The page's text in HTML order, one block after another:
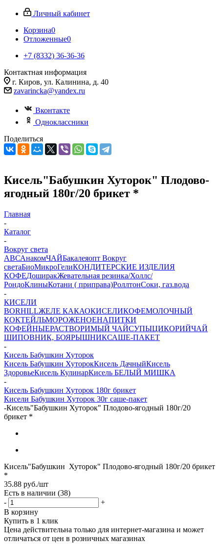
Личный кабинет
Корзина0
Отложенные0
+7 (8332) 36-36-36
Контактная информация
г. Киров, ул. Калинина, д. 40
zavarincka@yandex.ru
Вконтакте
Одноклассники
Поделиться
Кисель"Бабушкин Хуторок" Плодово-
ягодный 180г/20 брикет *
Главная
-
Каталог
-
Вокруг света
АВСАнакомЧАЙБакалеяопт Вокруг
светаБиоМикроГелиКОНДИТЕРСКИЕ ИЗДЕЛИЯ
КОФЕДоширакЖевательная резинка/Холлс/
РондоКлиныКотани ( приправа)РоллтонСоки, газ.вода
-
КИСЕЛИ
BORHILLЖЕЛЕ КАКАОКИСЕЛИКОФЕМОЛОЧНЫЙ
КОКТЕЙЛЬМОРОЖЕНОЕНАПИТКИ
КОФЕЙНЫЕРАСТВОРИМЫЙ ЧАЙСУПЫЦИКОРИЙЧАЙ
ШИПОВНИК, БОЯРЫШНИКСАШЕ-ПАКЕТ
-
Кисель Бабушкин Хуторок
Кисель Бабушкин ХуторокКисель ДачныйКисель
ЗдоровьеКисель КулинарКисель БЕЛЫЙ МИШКА
-
Кисель Бабушкин Хуторок 180г брикет
Кисели Бабушкин Хуторок 30г саше-пакет
-Кисель"Бабушкин Хуторок" Плодово-ягодный 180г/20
брикет *
Кисель"Бабушкин Хуторок" Плодово-ягодный 180г/20 брикет
*
35.88 руб./шт
Есть в наличии (38)
-
+
В корзину
Купить в 1 клик
Цена действительна только для интернет-магазина и может
отличаться от цен в розничных магазинах